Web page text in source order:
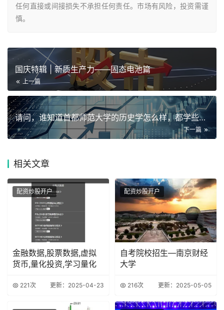
任何直接或间接损失不承担任何责任。市场有风险，投资需谨
慎。
国庆特辑 | 新质生产力——固态电池篇
上一篇
请问，谁知道首都师范大学的历史学怎么样，都学些什么课程呢
下一篇
相关文章
配资炒股开户
金融数据,股票数据,虚拟
货币,量化投资,学习量化
221次 更新：2025-04-23
配资炒股开户
自考院校招生—南京财经
大学
216次 更新：2025-05-05